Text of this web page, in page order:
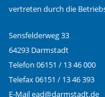
vertreten durch die
Sensfelderweg 33
64293 Darmstadt
Telefon 06151 / 13 46 000
Telefax 06151 / 13 46 393
E-Mailead@darmstadt.de